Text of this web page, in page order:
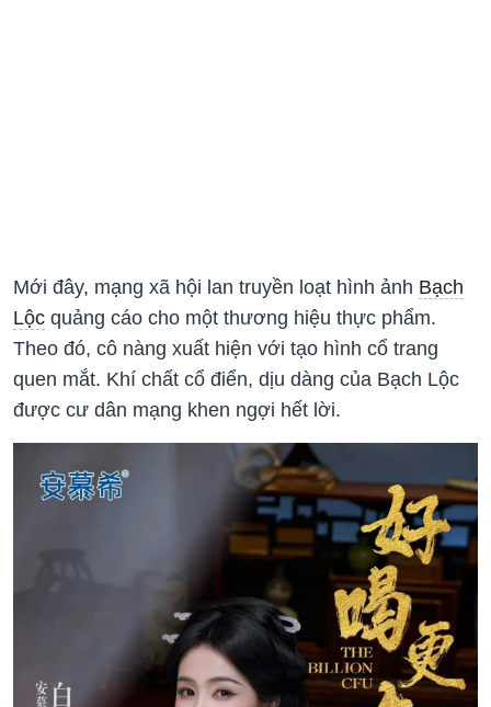
Mới đây, mạng xã hội lan truyền loạt hình ảnh Bạch
Lộc quảng cáo cho một thương hiệu thực phẩm.
Theo đó, cô nàng xuất hiện với tạo hình cổ trang
quen mắt. Khí chất cổ điển, dịu dàng của Bạch Lộc
được cư dân mạng khen ngợi hết lời.